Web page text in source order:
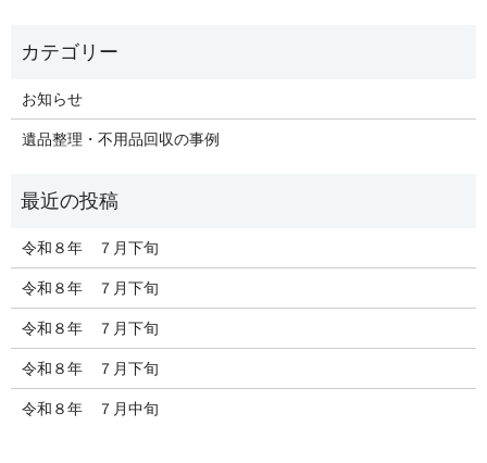
お知らせ
遺品整理・不用品回収の事例
令和８年 ７月下旬
令和８年 ７月下旬
令和８年 ７月下旬
令和８年 ７月下旬
令和８年 ７月中旬